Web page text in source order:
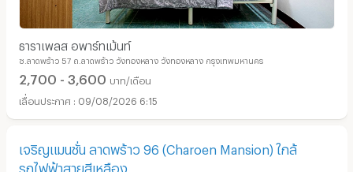
ธาราเพลส อพาร์ทเม้นท์
ซ.ลาดพร้าว 57 ถ.ลาดพร้าว วังทองหลาง วังทองหลาง กรุงเทพมหานคร
2,700 - 3,600 บาท/เดือน
09/08/2026 6:15
เจริญแมนชั่น ลาดพร้าว 96 (Charoen Mansion) ใกล้
รถไฟฟ้าสายสีเหลือง